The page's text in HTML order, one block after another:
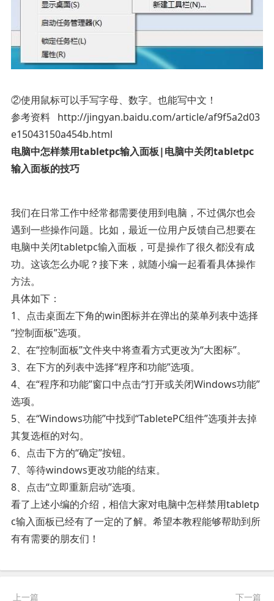
②使用鼠标可以手写字母、数字。也能写中文！
参考资料 http://jingyan.baidu.com/article/af9f5a2d03
e15043150a454b.html
电脑中怎样禁用tabletpc输入面板|电脑中关闭tabletpc
输入面板的技巧
我们在日常工作中经常都需要使用到电脑，不过偶尔也会
遇到一些操作问题。比如，最近一位用户反馈自己想要在
电脑中关闭tabletpc输入面板，可是操作了很久都没有成
功。这该怎么办呢？接下来，就随小编一起看看具体操作
方法。
具体如下：
1、点击桌面左下角的win图标并在弹出的菜单列表中选择
“控制面板”选项。
2、在“控制面板”文件夹中将查看方式更改为“大图标”。
3、在下方的列表中选择“程序和功能”选项。
4、在“程序和功能”窗口中点击“打开或关闭Windows功能”
选项。
5、在“Windows功能”中找到“TabletePC组件”选项并去掉
其复选框的对勾。
6、点击下方的“确定”按钮。
7、等待windows更改功能的结束。
8、点击“立即重新启动”选项。
看了上述小编的介绍，相信大家对电脑中怎样禁用tabletp
c输入面板已经有了一定的了解。希望本教程能够帮助到所
有有需要的朋友们！
上一篇 下一篇